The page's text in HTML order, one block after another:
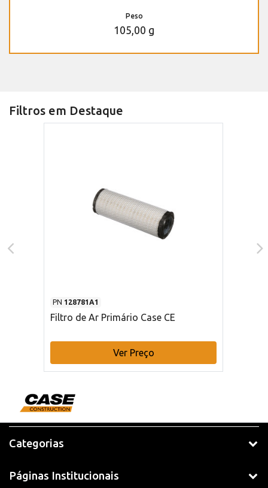
Peso
105,00 g
Filtros em Destaque
PN 128781A1
Filtro de Ar Primário Case CE
Ver Preço
Categorias
Páginas Institucionais